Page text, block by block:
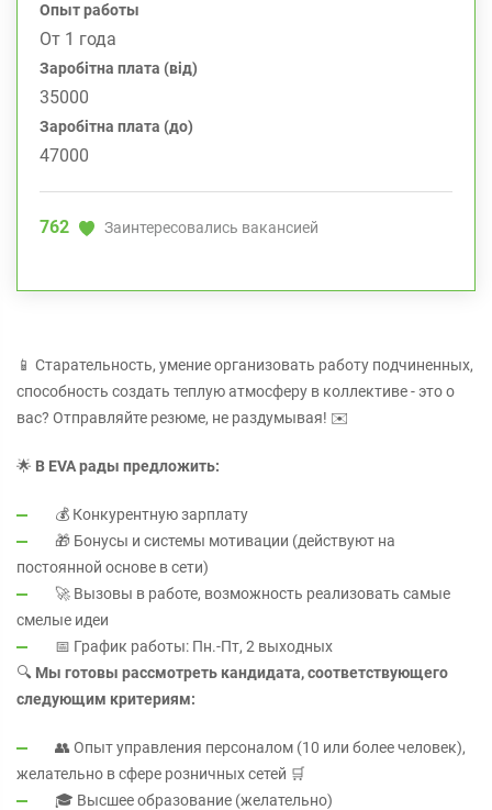
Опыт работы
От 1 года
Заробітна плата (від)
35000
Заробітна плата (до)
47000
762 Заинтересовались вакансией
📱 Старательность, умение организовать работу подчиненных,
способность создать теплую атмосферу в коллективе - это о
вас? Отправляйте резюме, не раздумывая! ✉️
🌟 В EVA рады предложить:
💰 Конкурентную зарплату
🎁 Бонусы и системы мотивации (действуют на
постоянной основе в сети)
🚀 Вызовы в работе, возможность реализовать самые
смелые идеи
📅 График работы: Пн.-Пт, 2 выходных
🔍 Мы готовы рассмотреть кандидата, соответствующего
следующим критериям:
👥 Опыт управления персоналом (10 или более человек),
желательно в сфере розничных сетей 🛒
🎓 Высшее образование (желательно)